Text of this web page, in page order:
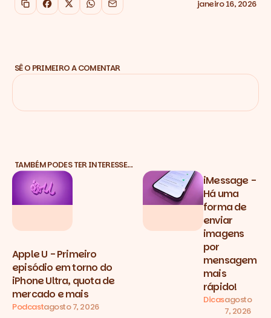
Copiar link
Facebook
X WhatsApp
Email janeiro 16, 2026
SÊ O PRIMEIRO A COMENTAR
TAMBÉM PODES TER INTERESSE…
Apple U - Primeiro
episódio em torno do
iPhone Ultra, quota de
mercado e mais
Podcastagosto 7, 2026
iMessage -
Há uma
forma de
enviar
imagens
por
mensagem
mais
rápido!
Dicasagosto
7, 2026